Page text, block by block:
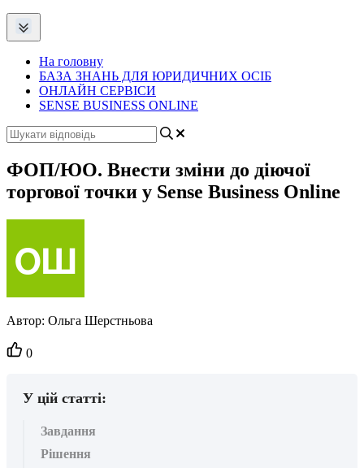
На головну
БАЗА ЗНАНЬ ДЛЯ ЮРИДИЧНИХ ОСІБ
ОНЛАЙН СЕРВІСИ
SENSE BUSINESS ONLINE
ФОП/ЮО. Внести зміни до діючої
торгової точки у Sense Business Online
Автор: Ольга Шерстньова
Кількість
вподобайок:
0
У цій статті:
Завдання
Рішення